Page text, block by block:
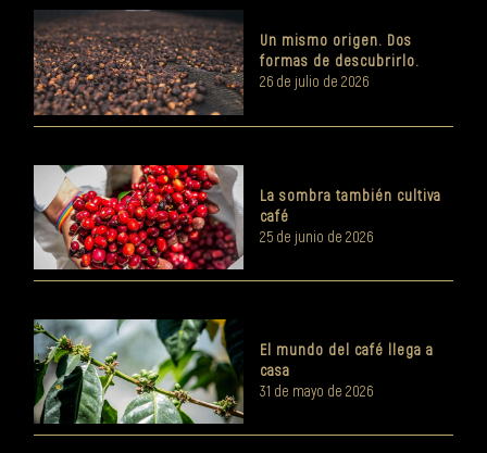
Un mismo origen. Dos
formas de descubrirlo.
26 de julio de 2026
La sombra también cultiva
café
25 de junio de 2026
El mundo del café llega a
casa
31 de mayo de 2026